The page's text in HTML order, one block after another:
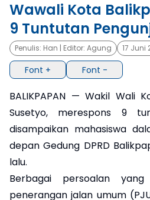
×
Wawali Kota
9 Tuntutan
Penulis: Han | Editor: Agung 17 Juni
Font + Font -
BALIKPAPAN — Wakil Wali
Susetyo, merespons 9
disampaikan mahasiswa
depan Gedung DPRD
lalu.
Berbagai persoalan
penerangan jalan umum